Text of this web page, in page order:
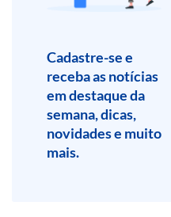
Cadastre-se e
receba as notícias
em destaque da
semana, dicas,
novidades e muito
mais.